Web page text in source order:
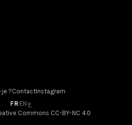
je ?ContactInstagram
FR·EN·ع
Commons CC-BY-NC 4.0